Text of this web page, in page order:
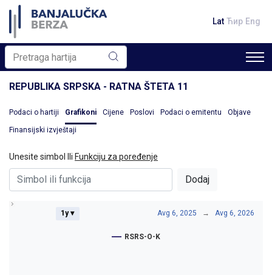
Lat Ћир Eng
REPUBLIKA SRPSKA - RATNA ŠTETA 11
Podaci o hartiji Grafikoni Cijene Poslovi Podaci o emitentu Objave
Finansijski izvještaji
Unesite simbol Ili Funkciju za poređenje
Dodaj
1y ▾ Avg 6, 2025 → Avg 6, 2026
RSRS-O-K